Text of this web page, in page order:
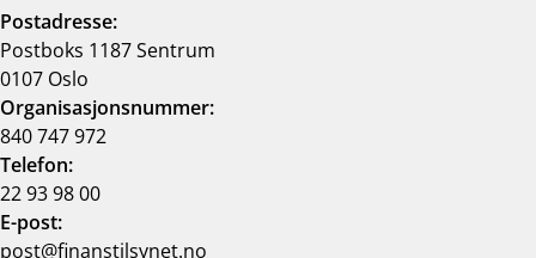
Postadresse:
Postboks 1187 Sentrum
0107 Oslo
Organisasjonsnummer:
840 747 972
Telefon:
22 93 98 00
E-post:
post@finanstilsynet.no